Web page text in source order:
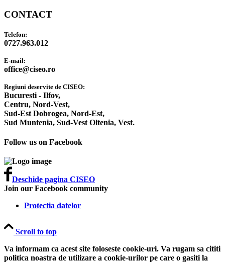
CONTACT
Telefon:
0727.963.012
E-mail:
office@ciseo.ro
Regiuni deservite de CISEO:
Bucuresti - Ilfov,
Centru, Nord-Vest,
Sud-Est Dobrogea, Nord-Est,
Sud Muntenia, Sud-Vest Oltenia, Vest.
Follow us on Facebook
Deschide pagina CISEO
Join our Facebook community
Protectia datelor
Scroll to top
Va informam ca acest site foloseste cookie-uri. Va rugam sa cititi
politica noastra de utilizare a cookie-urilor pe care o gasiti la